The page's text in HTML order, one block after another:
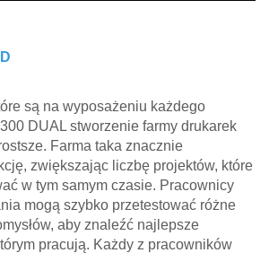
są na wyposażeniu każdego
DUAL stworzenie farmy drukarek
Farma taka znacznie
zwiększając liczbę projektów, które
w tym samym czasie. Pracownicy
mogą szybko przetestować różne
aby znaleźć najlepsze
pracują. Każdy z pracowników